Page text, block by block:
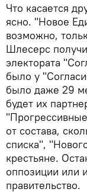
Что касается
ясно. "Новое
возможно,
Шлесерс
электората
было у
было даже 29
будет их
от состава,
списка",
крестьяне.
оппозиции или
правительство.